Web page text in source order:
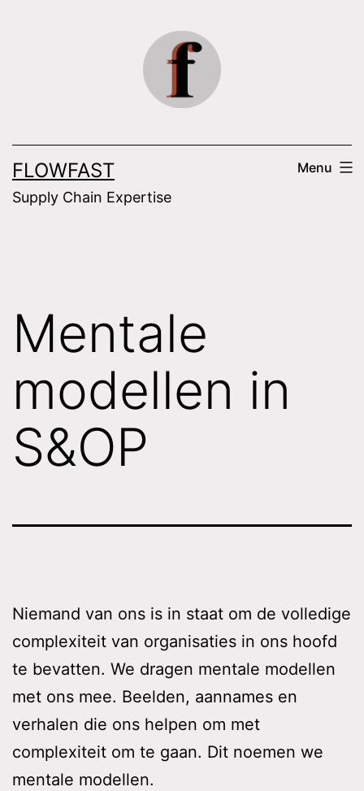
FLOWFAST
Supply Chain Expertise
Menu
Mentale
modellen in
S&OP
Niemand van ons is in staat om de volledige
complexiteit van organisaties in ons hoofd
te bevatten. We dragen mentale modellen
met ons mee. Beelden, aannames en
verhalen die ons helpen om met
complexiteit om te gaan. Dit noemen we
mentale modellen.